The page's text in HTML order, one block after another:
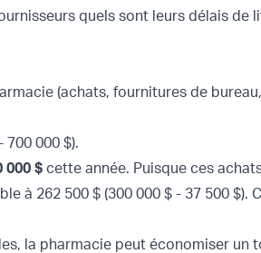
quels sont leurs délais de
(achats, fournitures de
700 000 $).
000 $ cette année. Puisque ces
à 262 500 $ (300 000 $ - 37 500 $).
la pharmacie peut économiser un